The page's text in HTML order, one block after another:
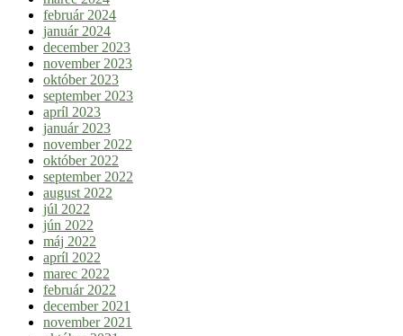
február 2024
január 2024
december 2023
november 2023
október 2023
september 2023
apríl 2023
január 2023
november 2022
október 2022
september 2022
august 2022
júl 2022
jún 2022
máj 2022
apríl 2022
marec 2022
február 2022
december 2021
november 2021